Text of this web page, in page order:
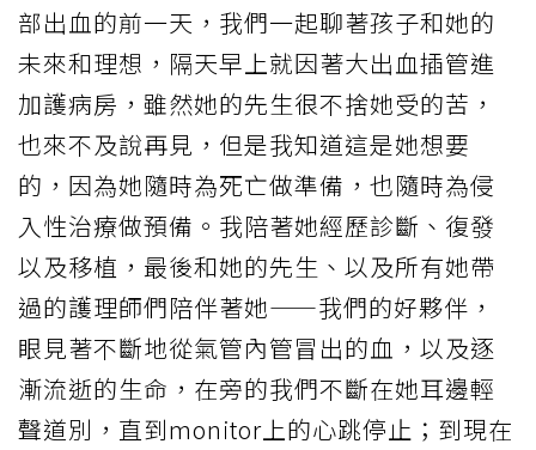
部出血的前一天，我們一起聊著孩子和她的
未來和理想，隔天早上就因著大出血插管進
加護病房，雖然她的先生很不捨她受的苦，
也來不及說再見，但是我知道這是她想要
的，因為她隨時為死亡做準備，也隨時為侵
入性治療做預備。我陪著她經歷診斷、復發
以及移植，最後和她的先生、以及所有她帶
過的護理師們陪伴著她——我們的好夥伴，
眼見著不斷地從氣管內管冒出的血，以及逐
漸流逝的生命，在旁的我們不斷在她耳邊輕
聲道別，直到monitor上的心跳停止；到現在